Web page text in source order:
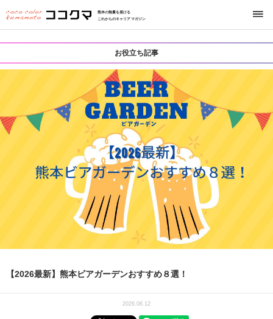
熊本の熱量を届ける
これからのキャリアマガジン
お役立ち記事
【2026最新】熊本ビアガーデンおすすめ８選！
2026.06.12